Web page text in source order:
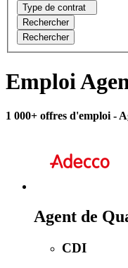
Type de contrat
Rechercher
Rechercher
Emploi
1 000+ offres d'emploi -
Agent de
CDI